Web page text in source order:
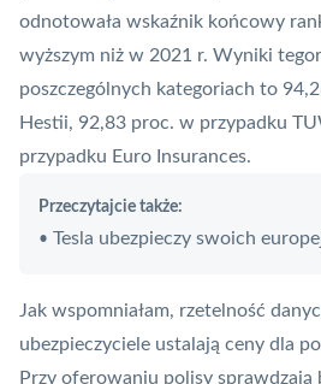
odnotowała wskaźnik końcowy
wyższym niż w 2021 r. Wyniki
poszczególnych kategoriach to
Hestii, 92,83 proc. w przypadku
przypadku Euro Insurances.
Przeczytajcie także:
• Tesla ubezpieczy swoich
Jak wspomniałam, rzetelność
ubezpieczyciele ustalają ceny dla
Przy oferowaniu polisy